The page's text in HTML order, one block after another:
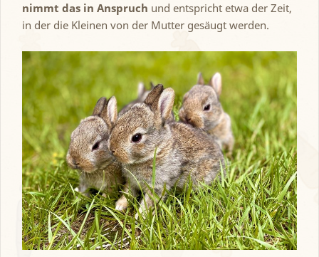
nimmt das in Anspruch und entspricht etwa der Zeit,
in der die Kleinen von der Mutter gesäugt werden.